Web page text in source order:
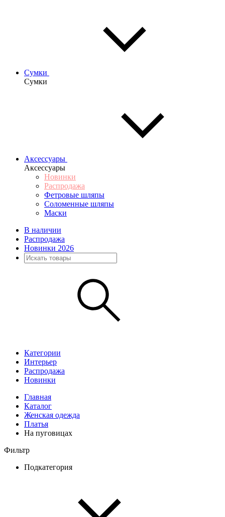
Сумки
Сумки
Аксессуары
Аксессуары
Новинки
Распродажа
Фетровые шляпы
Соломенные шляпы
Маски
В наличии
Распродажа
Новинки 2026
Категории
Интерьер
Распродажа
Новинки
Главная
Каталог
Женская одежда
Платья
На пуговицах
Фильтр
Подкатегория